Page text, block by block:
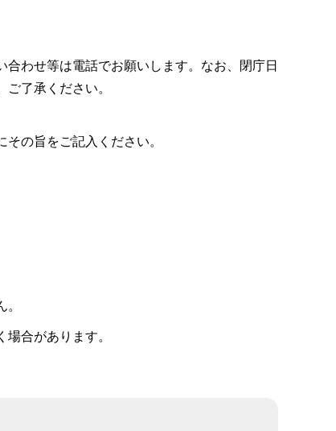
わせ等は電話でお願いします。なお、閉庁日
了承ください。
の旨をご記入ください。
合があります。